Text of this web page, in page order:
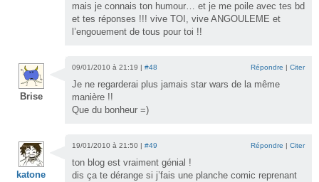
mais je connais ton humour… et je me poile avec tes bd
et tes réponses !!! vive TOI, vive ANGOULEME et
l’engouement de tous pour toi !!
Brise
09/01/2010 à 21:19 | #48 Répondre | Citer
Je ne regarderai plus jamais star wars de la même
manière !!
Que du bonheur =)
katone
19/01/2010 à 21:50 | #49 Répondre | Citer
ton blog est vraiment génial !
dis ça te dérange si j’fais une planche comic reprenant